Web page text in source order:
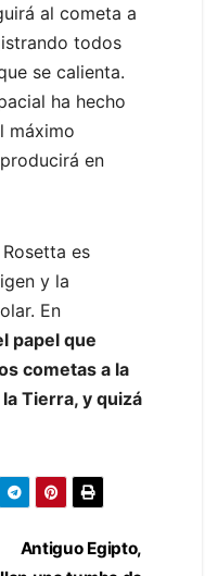
al cometa a
todos
se calienta.
ha hecho
máximo
en
es
y la
En
papel que
cometas a la
Tierra, y quizá
Antiguo Egipto,